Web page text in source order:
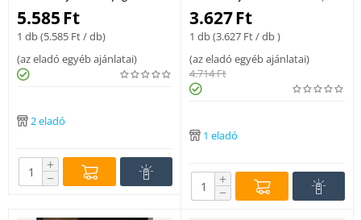
300x300 mm
5.585Ft
1 db (5.585 Ft/ db)
(az eladó egyéb ajánlatai)
2 eladó
+
−
acél 200x200/12,5 mm
3.627Ft
1 db (3.627 Ft/ db )
(az eladó egyéb ajánlatai)
4.714Ft
1 eladó
+
−